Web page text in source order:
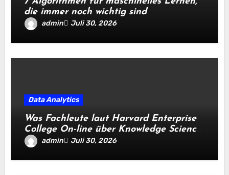
die immer noch wichtig sind
admin Juli 30, 2026
Data Analytics
Was Fachleute laut Harvard Enterprise
College On-line über Knowledge Science
und KI wissen sollten
admin Juli 30, 2026